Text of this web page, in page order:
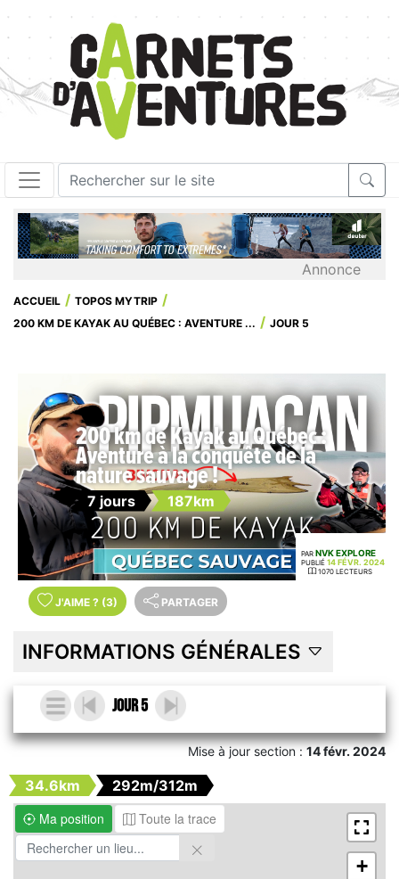
Annonce
ACCUEIL
TOPOS MYTRIP
200 KM DE KAYAK AU QUÉBEC : AVENTURE ...
JOUR 5
200 km de Kayak au Québec :
Aventure à la conquête de la
nature sauvage !
7 jours 187km
PAR NVK EXPLORE
PUBLIÉ 14 FÉVR. 2024
1070 LECTEURS
J'AIME ? (3) PARTAGER
INFORMATIONS GÉNÉRALES
Jour 5
Mise à jour section :14 févr. 2024
34.6km
292m/312m
Ma position
Toute la trace
+